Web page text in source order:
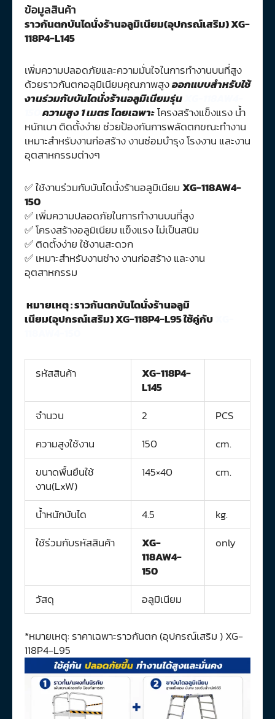
ข้อมูลสินค้า
ราวกันตกบันไดนั่งร้านอลูมิเนียม(อุปกรณ์เสริม) XG-
118P4-L145
เพิ่มความปลอดภัยและความมั่นใจในการทำงานบนที่สูง
ด้วยราวกันตกอลูมิเนียมคุณภาพสูงออกแบบสำหรับใช้
งานร่วมกับบันไดนั่งร้านอลูมิเนียมรุ่น
ความสูง 1 เมตร โดยเฉพาะโครงสร้างแข็งแรง น้ำ
หนักเบา ติดตั้งง่าย ช่วยป้องกันการพลัดตกขณะทำงาน
เหมาะสำหรับงานก่อสร้าง งานซ่อมบำรุง โรงงาน และงาน
อุตสาหกรรมต่างๆ
✅ ใช้งานร่วมกับบันไดนั่งร้านอลูมิเนียมXG-118AW4-
150
✅ เพิ่มความปลอดภัยในการทำงานบนที่สูง
✅ โครงสร้างอลูมิเนียม แข็งแรง ไม่เป็นสนิม
✅ ติดตั้งง่าย ใช้งานสะดวก
✅ เหมาะสำหรับงานช่าง งานก่อสร้าง และงาน
อุตสาหกรรม
หมายเหตุ : ราวกันตกบันไดนั่งร้านอลูมิ
เนียม(อุปกรณ์เสริม) XG-118P4-L95 ใช้คู่กับ
รหัสสินค้า
XG-118P4-
L145
จำนวน
2
PCS
ความสูงใช้งาน
150
cm.
ขนาดพื้นยืนใช้
งาน(LxW)
145×40 cm.
น้ำหนักบันได 4.5
kg.
ใช้ร่วมกับรหัสสินค้า
XG-
118AW4-
150
only
วัสดุ อลูมิเนียม
*หมายเหตุ: ราคาเฉพาะราวกันตก (อุปกรณ์เสริม ) XG-
118P4-L95